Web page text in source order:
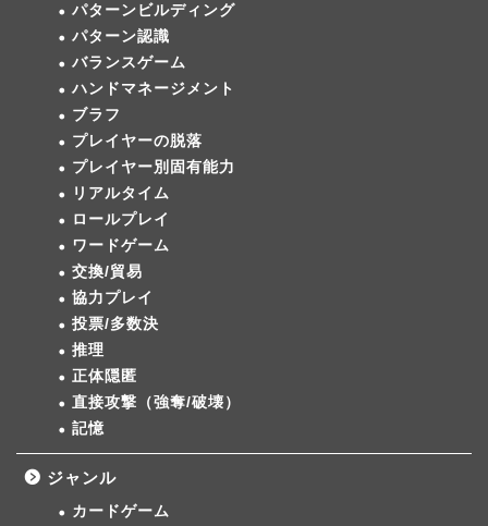
パターンビルディング
パターン認識
バランスゲーム
ハンドマネージメント
ブラフ
プレイヤーの脱落
プレイヤー別固有能力
リアルタイム
ロールプレイ
ワードゲーム
交換/貿易
協力プレイ
投票/多数決
推理
正体隠匿
直接攻撃（強奪/破壊）
記憶
ジャンル
カードゲーム